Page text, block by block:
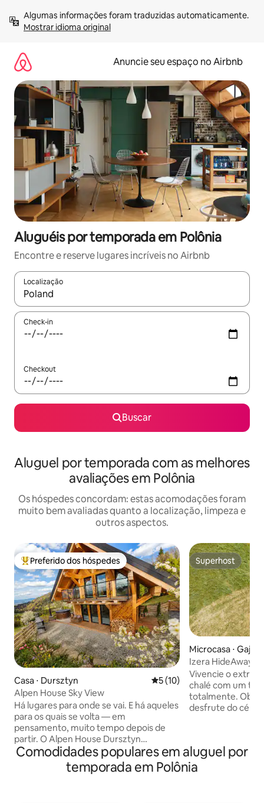
para
Mostrar idioma original
Anuncie seu espaço no Airbnb
Aluguéis por temporada em Polônia
Encontre e reserve lugares incríveis no Airbnb
Localização
Quando os resultados estiverem disponíveis, explore-os
Check-in
Checkout
Buscar
Aluguel por temporada com as melhores
avaliações em Polônia
Os hóspedes concordam: estas acomodações foram
muito bem avaliadas quanto a localização, limpeza e
outros aspectos.
Entre os melhores preferidos dos hóspedes
Preferido dos hóspedes
Casa ⋅ Dursztyn 5 de uma avaliação média
5 (10)
Alpen House Sky View
Há lugares para onde se vai. E há aqueles
para os quais se volta — em
pensamento, muito tempo depois de
partir. O Alpen House Dursztyn
pertence à segunda categoria.
Localizada em um lugar isolado, cercada
por florestas e pastagens, com uma
Superhost
Superhost
Microcasa ⋅
Izera HideAway |
Experiência única
Vivencie o
chalé com um
totalmente.
desfrute do céu
tempo. Os Izera HideAway são chalés
pequenos e
eletricidade e
Comodidades populares em aluguel por
temporada em Polônia